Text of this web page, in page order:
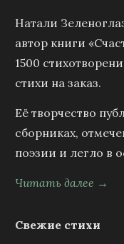
Натали
автор книги
1500
стихи на заказ.
Её творчество
сборниках,
поэзии и легло в
Читать далее →
Свежие стихи